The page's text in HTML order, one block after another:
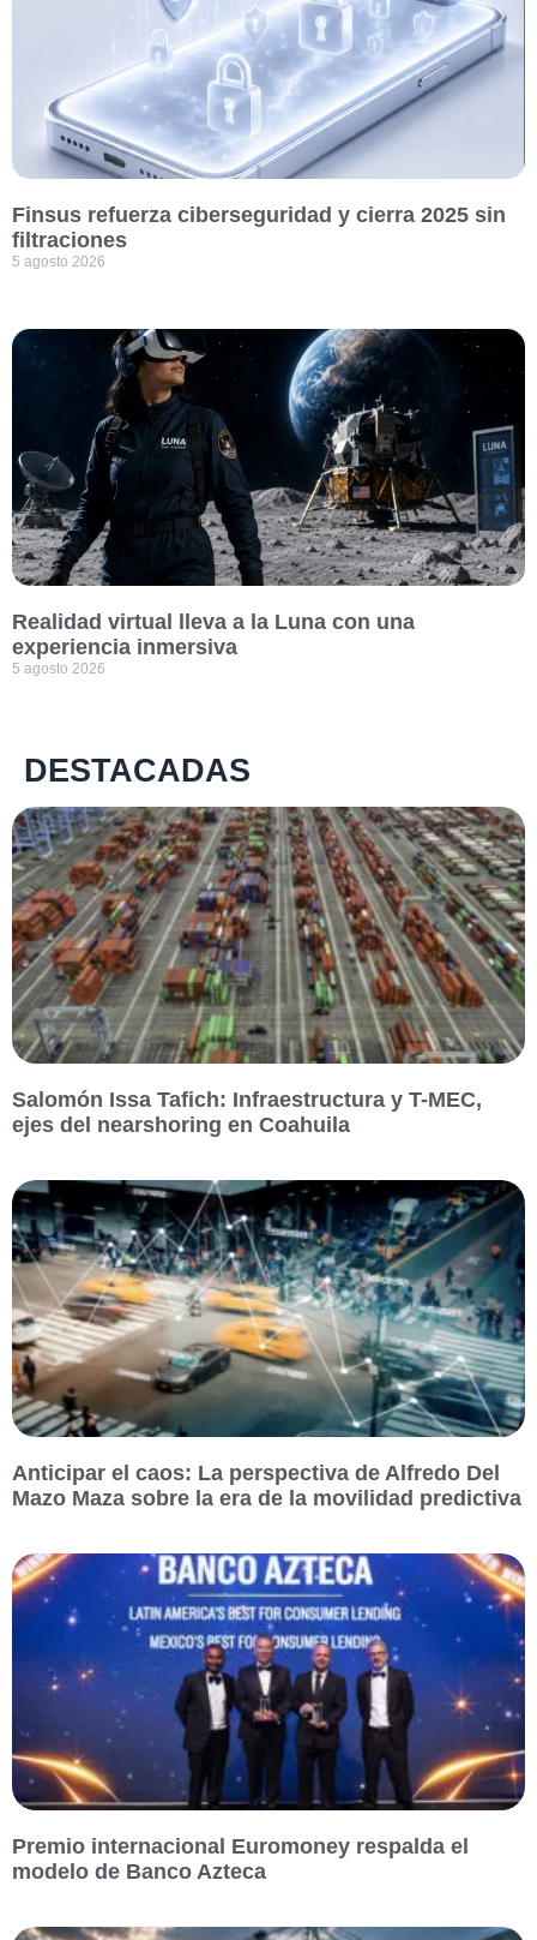
Finsus refuerza ciberseguridad y cierra 2025 sin
filtraciones
5 agosto 2026
Realidad virtual lleva a la Luna con una
experiencia inmersiva
5 agosto 2026
DESTACADAS
Salomón Issa Tafich: Infraestructura y T-MEC,
ejes del nearshoring en Coahuila
Anticipar el caos: La perspectiva de Alfredo Del
Mazo Maza sobre la era de la movilidad predictiva
Premio internacional Euromoney respalda el
modelo de Banco Azteca